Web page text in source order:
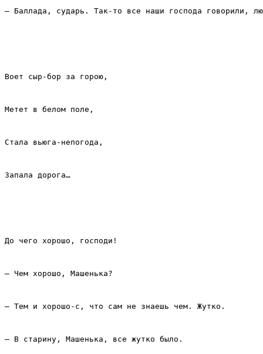
– Баллада, сударь. Так‑то все наши господа говорили,
Воет сыр‑бор за горою,
Метет в белом поле,
Стала вьюга‑непогода,
Запала дорога…
До чего хорошо, господи!
– Чем хорошо, Машенька?
– Тем и хорошо‑с, что сам не знаешь чем. Жутко.
– В старину, Машенька, все жутко было.